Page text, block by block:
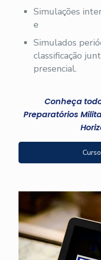
Simulações
e
Simulados
classificação
presencial.
Conheça
Preparatórios